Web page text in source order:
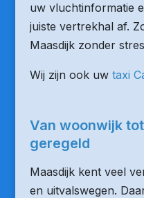
uw vluchtinformatie
juiste vertrekhal af.
Maasdijk zonder
Wij zijn ook uw taxi
Van woonwijk
geregeld
Maasdijk kent veel
en uitvalswegen.